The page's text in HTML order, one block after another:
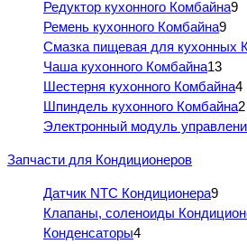
Редуктор кухонного Комбайна9
Ремень кухонного Комбайна9
Смазка пищевая для кухонных
Чаша кухонного Комбайна13
Шестерня кухонного Комбайна4
Шпиндель кухонного Комбайна2
Электронный модуль
Запчасти для Кондиционеров
Датчик NTC Кондиционера9
Клапаны, соленоиды
Конденсаторы4